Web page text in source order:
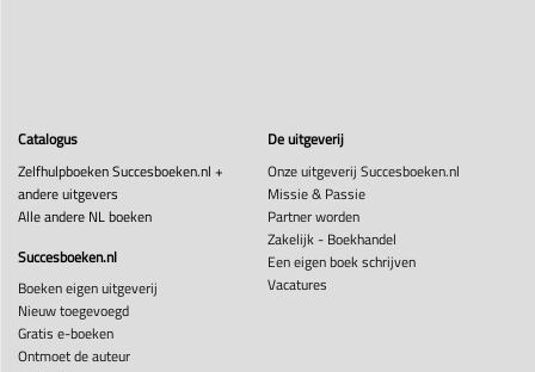
Catalogus
Zelfhulpboeken Succesboeken.nl +
andere uitgevers
Alle andere NL boeken
Succesboeken.nl
Boeken eigen uitgeverij
Nieuw toegevoegd
Gratis e-boeken
Ontmoet de auteur
De uitgeverij
Onze uitgeverij Succesboeken.nl
Missie & Passie
Partner worden
Zakelijk - Boekhandel
Een eigen boek schrijven
Vacatures